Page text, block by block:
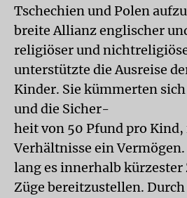
Tschechien und Polen
breite Allianz englischer
religiöser und
unterstützte die Ausreise
Kinder. Sie kümmerten
und die Sicher-
heit von 50 Pfund pro
Verhältnisse ein
lang es innerhalb kürzester
Züge bereitzustellen. Durch